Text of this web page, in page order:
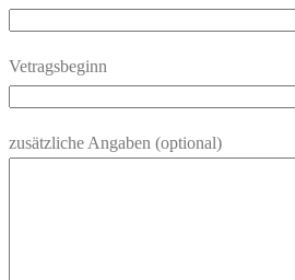
Vetragsbeginn
zusätzliche Angaben (optional)